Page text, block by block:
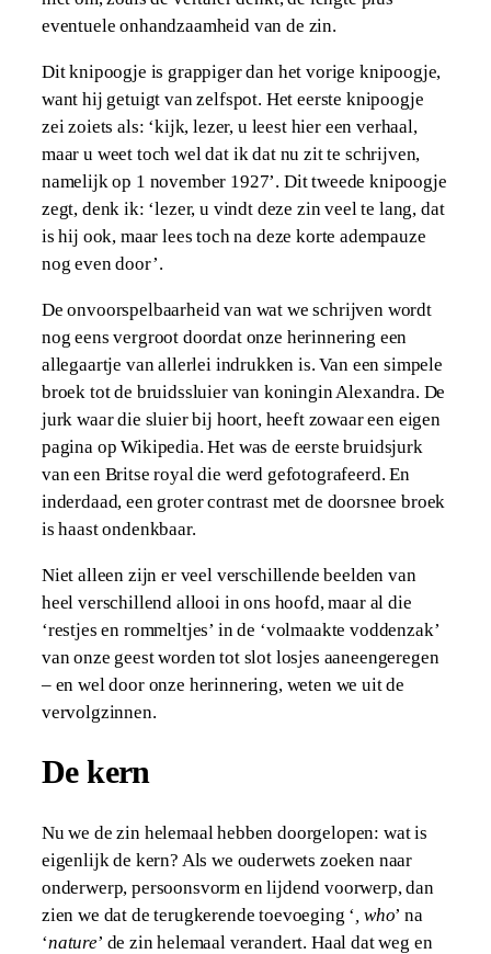
eventuele onhandzaamheid van de zin.
Dit knipoogje is grappiger dan het vorige knipoogje,
want hij getuigt van zelfspot. Het eerste knipoogje
zei zoiets als: ‘kijk, lezer, u leest hier een verhaal,
maar u weet toch wel dat ik dat nu zit te schrijven,
namelijk op 1 november 1927’. Dit tweede knipoogje
zegt, denk ik: ‘lezer, u vindt deze zin veel te lang, dat
is hij ook, maar lees toch na deze korte adempauze
nog even door’.
De onvoorspelbaarheid van wat we schrijven wordt
nog eens vergroot doordat onze herinnering een
allegaartje van allerlei indrukken is. Van een simpele
broek tot de bruidssluier van koningin Alexandra. De
jurk waar die sluier bij hoort, heeft zowaar een eigen
pagina op Wikipedia. Het was de eerste bruidsjurk
van een Britse royal die werd gefotografeerd. En
inderdaad, een groter contrast met de doorsnee broek
is haast ondenkbaar.
Niet alleen zijn er veel verschillende beelden van
heel verschillend allooi in ons hoofd, maar al die
‘restjes en rommeltjes’ in de ‘volmaakte voddenzak’
van onze geest worden tot slot losjes aaneengeregen
– en wel door onze herinnering, weten we uit de
vervolgzinnen.
De kern
Nu we de zin helemaal hebben doorgelopen: wat is
eigenlijk de kern? Als we ouderwets zoeken naar
onderwerp, persoonsvorm en lijdend voorwerp, dan
zien we dat de terugkerende toevoeging ‘, who’ na
‘nature’ de zin helemaal verandert. Haal dat weg en